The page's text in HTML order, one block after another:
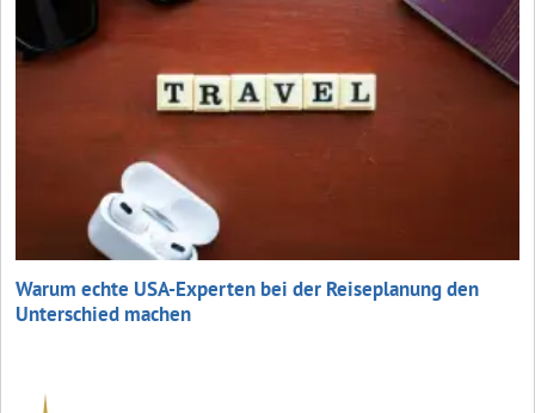
Warum echte USA-Experten bei der Reiseplanung den
Unterschied machen